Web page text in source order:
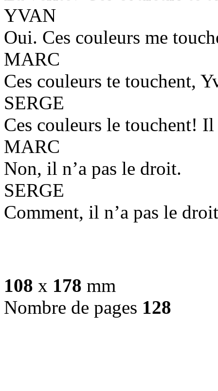
YVAN
Oui. Ces couleurs me
MARC
Ces couleurs te touchent,
SERGE
Ces couleurs le touchent!
MARC
Non, il n’a pas le droit.
SERGE
Comment, il n’a pas le
108 x 178 mm
Nombre de pages 128